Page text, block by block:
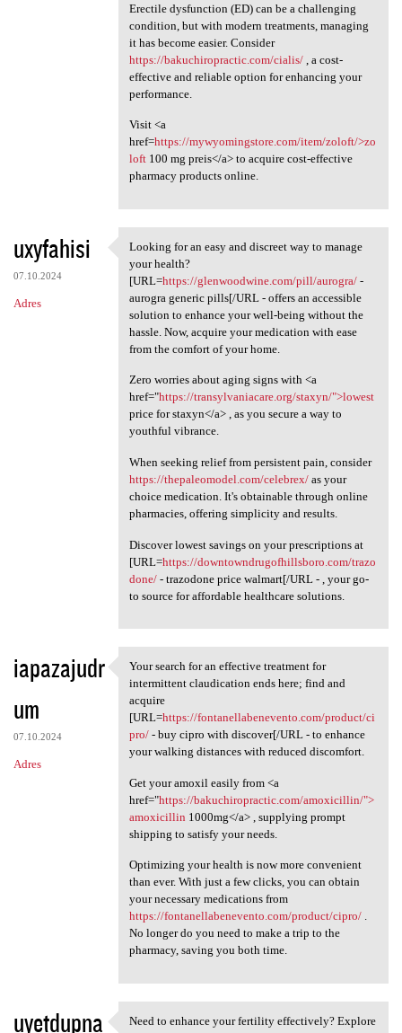
Erectile dysfunction (ED) can be a challenging
condition, but with modern treatments, managing
it has become easier. Consider
https://bakuchiropractic.com/cialis/, a cost-
effective and reliable option for enhancing your
performance.
Visit <a
href=https://mywyomingstore.com/item/zoloft/>zo
loft100 mg preis</a> to acquire cost-effective
pharmacy products online.
uxyfahisi
07.10.2024
Adres
Looking for an easy and
Looking for an easy and discreet way to manage
your health?
[URL=https://glenwoodwine.com/pill/aurogra/-
aurogra generic pills[/URL - offers an accessible
solution to enhance your well-being without the
hassle. Now, acquire your medication with ease
from the comfort of your home.
Zero worries about aging signs with <a
href="https://transylvaniacare.org/staxyn/">lowest
price for staxyn</a> , as you secure a way to
youthful vibrance.
When seeking relief from persistent pain, consider
https://thepaleomodel.com/celebrex/as your
choice medication. It's obtainable through online
pharmacies, offering simplicity and results.
Discover lowest savings on your prescriptions at
[URL=https://downtowndrugofhillsboro.com/trazo
done/- trazodone price walmart[/URL - , your go-
to source for affordable healthcare solutions.
iapazajudr
um
07.10.2024
Adres
Your search for an effective
Your search for an effective treatment for
intermittent claudication ends here; find and
acquire
[URL=https://fontanellabenevento.com/product/ci
pro/- buy cipro with discover[/URL - to enhance
your walking distances with reduced discomfort.
Get your amoxil easily from <a
href="https://bakuchiropractic.com/amoxicillin/">
amoxicillin 1000mg</a> , supplying prompt
shipping to satisfy your needs.
Optimizing your health is now more convenient
than ever. With just a few clicks, you can obtain
your necessary medications from
https://fontanellabenevento.com/product/cipro/.
No longer do you need to make a trip to the
pharmacy, saving you both time.
uyetdupna
Need to enhance your fertility effectively? Explore